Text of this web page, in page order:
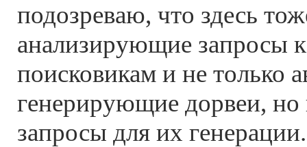
подозреваю, что здесь
анализирующие запросы
поисковикам и не только
генерирующие дорвеи,
запросы для их генерации.